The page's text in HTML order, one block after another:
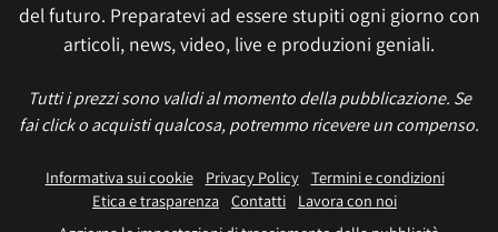
del futuro. Preparatevi ad essere stupiti ogni giorno con
articoli, news, video, live e produzioni geniali.
Tutti i prezzi sono validi al momento della pubblicazione. Se
fai click o acquisti qualcosa, potremmo ricevere un compenso.
Informativa sui cookie Privacy Policy
Termini e condizioni
Etica e trasparenza Contatti
Lavora con noi